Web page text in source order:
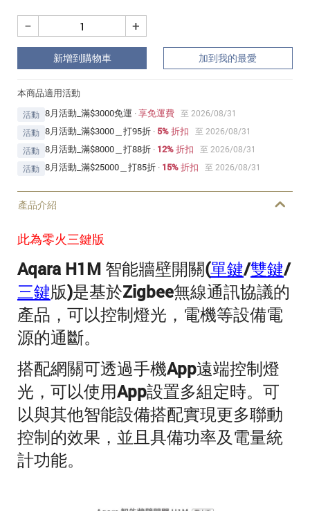
+
−
新增到購物車 加到我的最愛
本商品適用活動
活動 8月活動_滿$3000免運 ·享免運費
至 2026/08/31
活動 8月活動_滿$3000＿打95折 · 5% 折扣
至 2026/08/31
活動 8月活動_滿$8000＿打88折 · 12% 折扣
至 2026/08/31
活動 8月活動_滿$25000＿打85折 · 15% 折扣 至 2026/08/31
產品介紹
此為零火三鍵版
Aqara H1M 智能牆壁開關(單鍵/雙鍵/
三鍵版)是基於Zigbee無線通訊協議的
產品，可以控制燈光，電機等設備電
源的通斷。
搭配網關可透過手機App遠端控制燈
光，可以使用App設置多組定時。可
以與其他智能設備搭配實現更多聯動
控制的效果，並且具備功率及電量統
計功能。